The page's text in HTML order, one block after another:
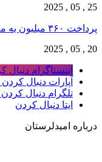
25 , 05 , 2025
پرداخت ۳۶۰ میلیون به معرفی‌کنندگان رمز ارزهای غیرمجاز
20 , 05 , 2025
اینستاگرام دنبال
آپارات دنبال کردن
تلگرام دنبال کردن
ایتا دنبال کردن
درباره امیدلرستان